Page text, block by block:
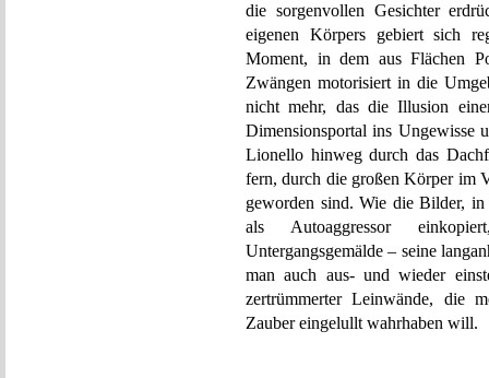
die sorgenvollen Gesichter
eigenen Körpers gebiert sich
Moment, in dem aus Flächen
Zwängen motorisiert in die
nicht mehr, das die Illusion
Dimensionsportal ins Ungewisse
Lionello hinweg durch das
fern, durch die großen Körper im
geworden sind. Wie die Bilder,
als Autoaggressor
Untergangsgemälde – seine
man auch aus- und wieder
zertrümmerter Leinwände, die
Zauber eingelullt wahrhaben will.